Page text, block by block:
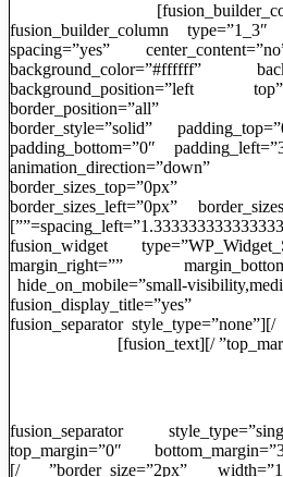
[/fusion_tagline_box][/fusion_builder_column]
[fusion_builder_column
spacing=”yes”
background_color=”#ffffff”
background_position=”left
border_position=”all”
border_style=”solid”
padding_bottom=”0″
animation_direction=”down”
border_sizes_top=”0px”
border_sizes_left=”0px”
spacing_left=”1.3333333333333333%” min_height=”” link=””]
[fusion_widget
margin_right=””
hide_on_mobile=”small-
fusion_display_title=”yes”
fusion_border_style=”solid” /][fusion_separator style_type=”none”
[/fusion_text][fusion_separator
top_margin=”0″
border_size=”2px” width=”100%” alignment=”center” /]